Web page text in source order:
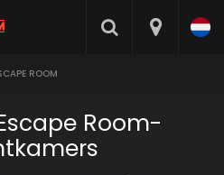
ROOM
Room-